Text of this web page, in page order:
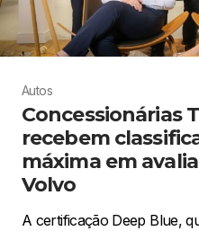
Autos
Concessionárias
recebem
máxima em
Volvo
A certificação Deep Blue,